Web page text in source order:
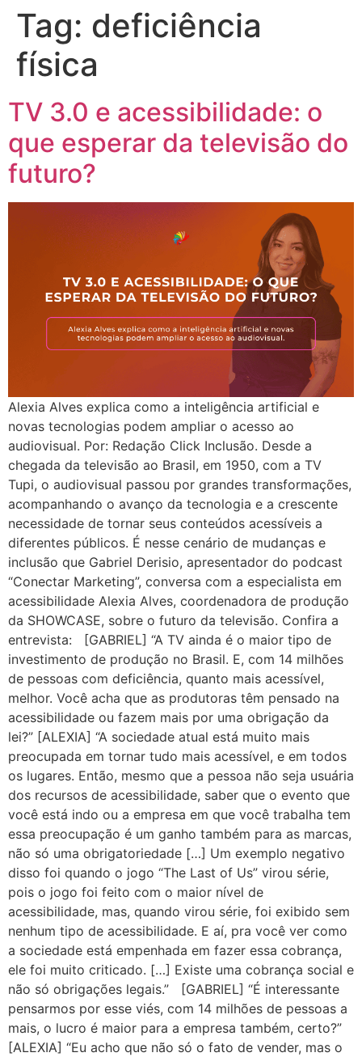
Tag: deficiência
física
TV 3.0 e acessibilidade: o
que esperar da televisão do
futuro?
Alexia Alves explica como a inteligência artificial e
novas tecnologias podem ampliar o acesso ao
audiovisual. Por: Redação Click Inclusão. Desde a
chegada da televisão ao Brasil, em 1950, com a TV
Tupi, o audiovisual passou por grandes transformações,
acompanhando o avanço da tecnologia e a crescente
necessidade de tornar seus conteúdos acessíveis a
diferentes públicos. É nesse cenário de mudanças e
inclusão que Gabriel Derisio, apresentador do podcast
“Conectar Marketing”, conversa com a especialista em
acessibilidade Alexia Alves, coordenadora de produção
da SHOWCASE, sobre o futuro da televisão. Confira a
entrevista: [GABRIEL] “A TV ainda é o maior tipo de
investimento de produção no Brasil. E, com 14 milhões
de pessoas com deficiência, quanto mais acessível,
melhor. Você acha que as produtoras têm pensado na
acessibilidade ou fazem mais por uma obrigação da
lei?” [ALEXIA] “A sociedade atual está muito mais
preocupada em tornar tudo mais acessível, e em todos
os lugares. Então, mesmo que a pessoa não seja usuária
dos recursos de acessibilidade, saber que o evento que
você está indo ou a empresa em que você trabalha tem
essa preocupação é um ganho também para as marcas,
não só uma obrigatoriedade […] Um exemplo negativo
disso foi quando o jogo “The Last of Us” virou série,
pois o jogo foi feito com o maior nível de
acessibilidade, mas, quando virou série, foi exibido sem
nenhum tipo de acessibilidade. E aí, pra você ver como
a sociedade está empenhada em fazer essa cobrança,
ele foi muito criticado. […] Existe uma cobrança social e
não só obrigações legais.” [GABRIEL] “É interessante
pensarmos por esse viés, com 14 milhões de pessoas a
mais, o lucro é maior para a empresa também, certo?”
[ALEXIA] “Eu acho que não só o fato de vender, mas o